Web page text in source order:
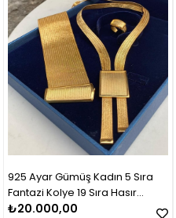
925 Ayar Gümüş Kadın 5 Sıra
Fantazi Kolye 19 Sıra Hasır
Bileklik Set Takım
₺20.000,00